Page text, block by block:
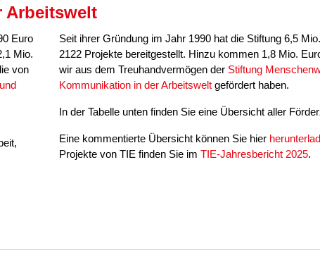
Arbeitswelt
Euro
Mio.
von
Seit ihrer Gründung im Jahr 1990 hat die Stiftung 6,5
2122 Projekte bereitgestellt. Hinzu kommen 1,8 Mio.
wir aus dem Treuhandvermögen der Stiftung
Kommunikation in der Arbeitswelt gefördert haben.
In der Tabelle unten finden Sie eine Übersicht aller
Eine kommentierte Übersicht können Sie hier
Projekte von TIE finden Sie im TIE-Jahresbericht 2025.